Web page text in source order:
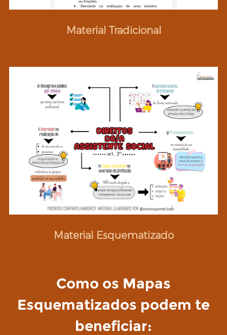
Material Tradicional
Material Esquematizado
Como os Mapas
Esquematizados podem te
beneficiar: